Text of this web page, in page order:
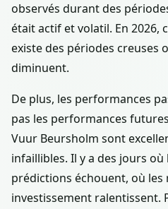
observés durant des
était actif et volatil. En 2026,
existe des périodes creuses
diminuent.
De plus, les performances
pas les performances
Vuur Beursholm sont
infaillibles. Il y a des jours
prédictions échouent, où
investissement ralentissent.